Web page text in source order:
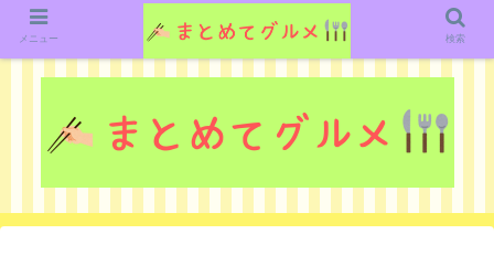
グルメ関連のいろいろなニューススレッドを紹介していきます。（鋭意作成中で
す）
メニュー 検索